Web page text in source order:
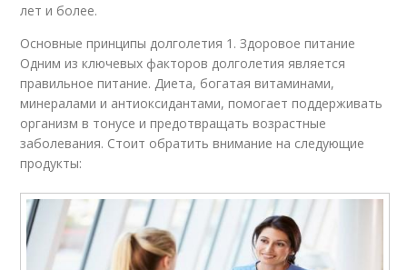
лет и более.
Основные принципы долголетия 1. Здоровое питание
Одним из ключевых факторов долголетия является
правильное питание. Диета, богатая витаминами,
минералами и антиоксидантами, помогает поддерживать
организм в тонусе и предотвращать возрастные
заболевания. Стоит обратить внимание на следующие
продукты: